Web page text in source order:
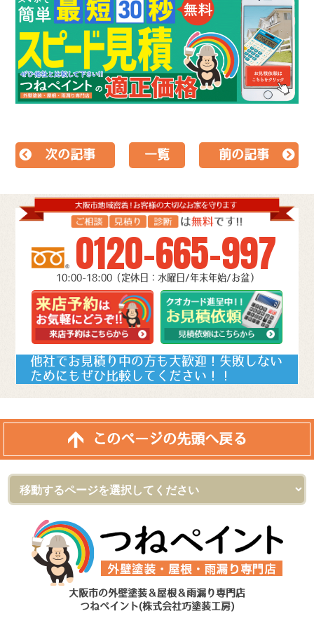
次の記事 一覧 前の記事
0120-665-997
10:00-18:00（定休日：水曜日/年末年始/お盆）
他社でお見積り中の方も大歓迎！失敗しない
ためにもぜひ比較してください！！
このページの先頭へ戻る
大阪市の外壁塗装＆屋根＆雨漏り専門店
つねペイント(株式会社巧塗装工房)